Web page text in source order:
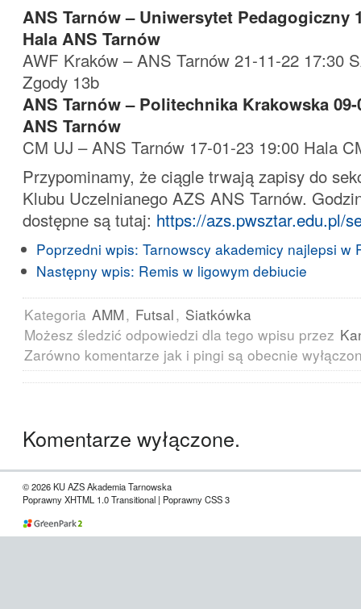
ANS Tarnów – Uniwersytet Pedagogiczny
Hala ANS Tarnów
AWF Kraków – ANS Tarnów 21-11-22 17:30
Zgody 13b
ANS Tarnów – Politechnika Krakowska 09-
ANS Tarnów
CM UJ – ANS Tarnów 17-01-23 19:00 Hala
Przypominamy, że ciągle trwają zapisy do
Klubu Uczelnianego AZS ANS Tarnów.
dostępne są tutaj: https://azs.pwsztar.edu.pl/
Poprzedni wpis: Tarnowscy akademicy najlepsi w
Następny wpis: Remis w ligowym debiucie
Kategoria AMM, Futsal, Siatkówka
Możesz śledzić odpowiedzi dla tego wpisu przez
Zarówno komentarze jak i pingi są obecnie
Komentarze wyłączone.
© 2026 KU AZS Akademia Tarnowska
Poprawny XHTML 1.0 Transitional | Poprawny CSS 3